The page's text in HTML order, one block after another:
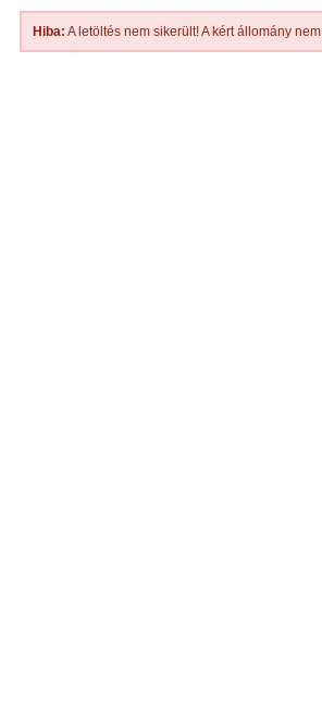
Hiba: A letöltés nem sikerült! A kért állomány